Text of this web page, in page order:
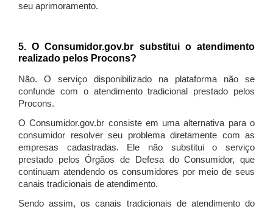
seu aprimoramento.
5. O Consumidor.gov.br substitui o atendimento
realizado pelos Procons?
Não. O serviço disponibilizado na plataforma não se
confunde com o atendimento tradicional prestado pelos
Procons.
O Consumidor.gov.br consiste em uma alternativa para o
consumidor resolver seu problema diretamente com as
empresas cadastradas. Ele não substitui o serviço
prestado pelos Órgãos de Defesa do Consumidor, que
continuam atendendo os consumidores por meio de seus
canais tradicionais de atendimento.
Sendo assim, os canais tradicionais de atendimento do